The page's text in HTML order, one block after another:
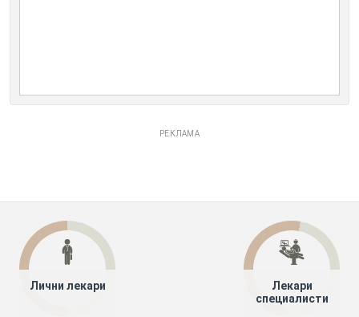
РЕКЛАМА
Лични лекари
Лекари
специалисти